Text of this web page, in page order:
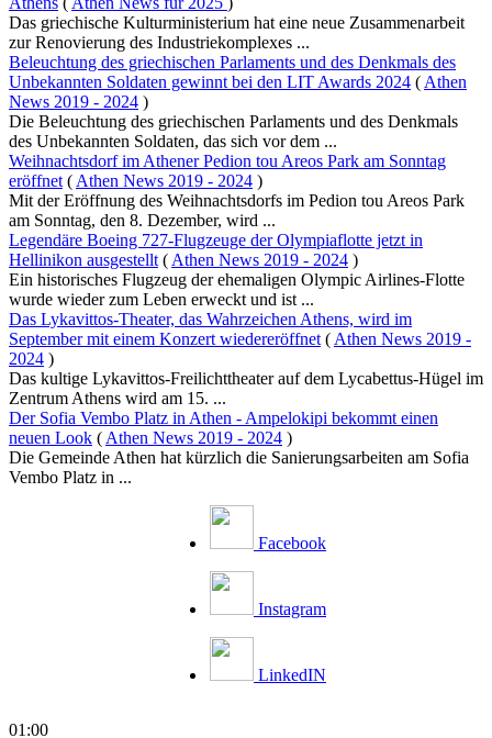
Das griechische Kulturministerium hat eine neue Zusammenarbeit
zur Renovierung des Industriekomplexes ...
Beleuchtung des griechischen Parlaments und des Denkmals des
Unbekannten Soldaten gewinnt bei den LIT Awards 2024 ( Athen
News 2019 - 2024 )
Die Beleuchtung des griechischen Parlaments und des Denkmals
des Unbekannten Soldaten, das sich vor dem ...
Weihnachtsdorf im Athener Pedion tou Areos Park am Sonntag
eröffnet ( Athen News 2019 - 2024 )
Mit der Eröffnung des Weihnachtsdorfs im Pedion tou Areos Park
am Sonntag, den 8. Dezember, wird ...
Legendäre Boeing 727-Flugzeuge der Olympiaflotte jetzt in
Hellinikon ausgestellt ( Athen News 2019 - 2024 )
Ein historisches Flugzeug der ehemaligen Olympic Airlines-Flotte
wurde wieder zum Leben erweckt und ist ...
Das Lykavittos-Theater, das Wahrzeichen Athens, wird im
September mit einem Konzert wiedereröffnet ( Athen News 2019 -
2024 )
Das kultige Lykavittos-Freilichttheater auf dem Lycabettus-Hügel im
Zentrum Athens wird am 15. ...
Der Sofia Vembo Platz in Athen - Ampelokipi bekommt einen
neuen Look ( Athen News 2019 - 2024 )
Die Gemeinde Athen hat kürzlich die Sanierungsarbeiten am Sofia
Vembo Platz in ...
Facebook
Instagram
LinkedIN
01:00